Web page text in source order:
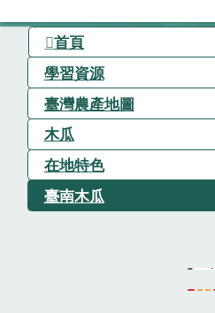
首頁
學習資源
臺灣農產地圖
木瓜
在地特色
臺南木瓜